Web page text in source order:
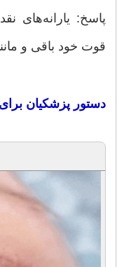
پاسخ: یارانه‌های
قوت خود باقی و
دستور پزشکیان